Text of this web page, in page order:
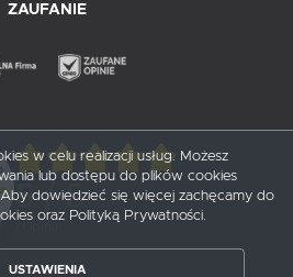
ZAUFANIE
5/ 5
w celu realizacji usług. Możesz
lub dostępu do plików cookies
Aby dowiedzieć się więcej zachęcamy do
oraz Polityką Prywatności.
USTAWIENIA